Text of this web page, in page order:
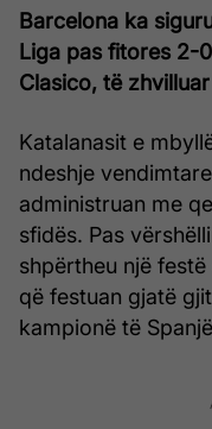
Barcelona ka
Liga pas fitores 2-
Clasico, të
Katalanasit e
ndeshje
administruan me
sfidës. Pas
shpërtheu një
që festuan gjatë
kampionë të